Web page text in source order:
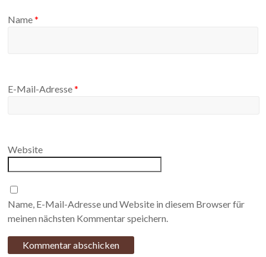
Name*
E-Mail-Adresse*
Website
Name, E-Mail-Adresse und Website in diesem Browser für
meinen nächsten Kommentar speichern.